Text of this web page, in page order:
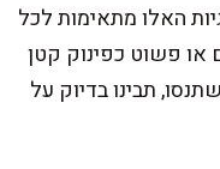
האלו מתאימות לכל
או פשוט כפינוק קטן
תבינו בדיוק על